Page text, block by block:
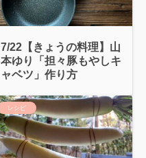
7/22【きょうの料理】山
本ゆり「担々豚もやしキ
ャベツ」作り方
レシピ